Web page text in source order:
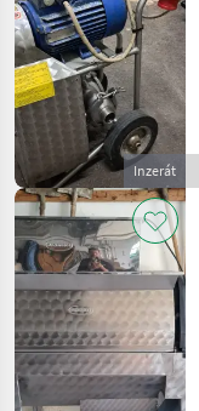
Inzerát